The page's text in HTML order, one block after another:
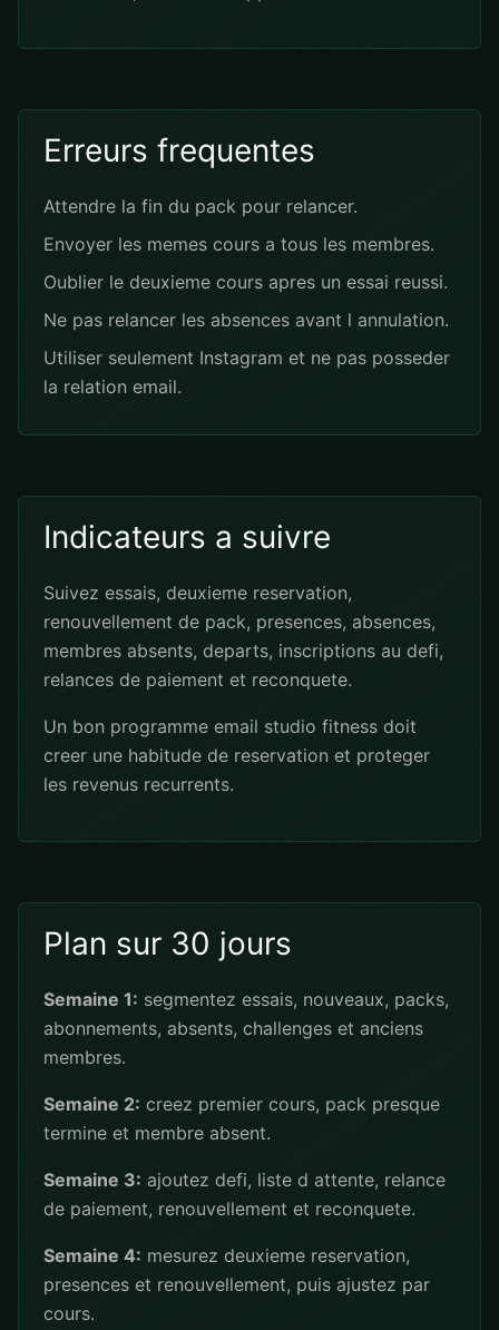
Erreurs frequentes
Attendre la fin du pack pour relancer.
Envoyer les memes cours a tous les membres.
Oublier le deuxieme cours apres un essai reussi.
Ne pas relancer les absences avant l annulation.
Utiliser seulement Instagram et ne pas posseder
la relation email.
Indicateurs a suivre
Suivez essais, deuxieme reservation,
renouvellement de pack, presences, absences,
membres absents, departs, inscriptions au defi,
relances de paiement et reconquete.
Un bon programme email studio fitness doit
creer une habitude de reservation et proteger
les revenus recurrents.
Plan sur 30 jours
Semaine 1: segmentez essais, nouveaux, packs,
abonnements, absents, challenges et anciens
membres.
Semaine 2: creez premier cours, pack presque
termine et membre absent.
Semaine 3: ajoutez defi, liste d attente, relance
de paiement, renouvellement et reconquete.
Semaine 4: mesurez deuxieme reservation,
presences et renouvellement, puis ajustez par
cours.